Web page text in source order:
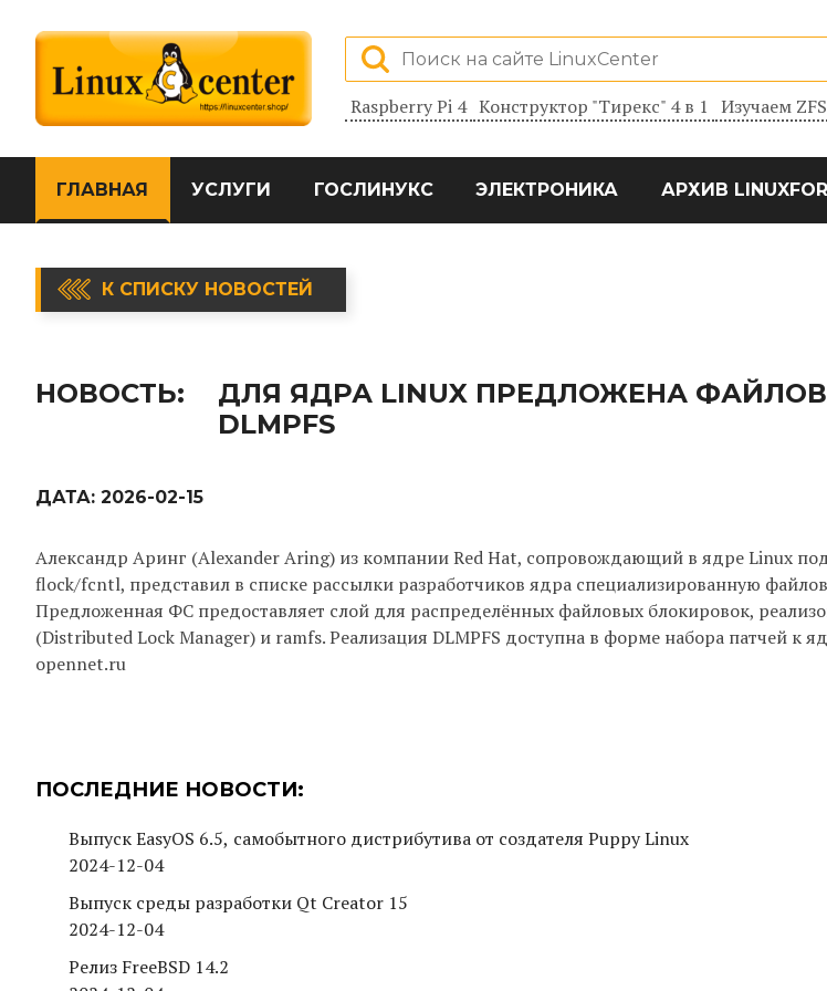
Raspberry Pi 4 Конструктор "Тирекс" 4 в 1 Изучаем ZFS
ГЛАВНАЯ УСЛУГИ ГОСЛИНУКС ЭЛЕКТРОНИКА АРХИВ
К СПИСКУ НОВОСТЕЙ
НОВОСТЬ:
ДЛЯ ЯДРА LINUX ПРЕДЛОЖЕНА
DLMPFS
ДАТА: 2026-02-15
Александр Аринг (Alexander Aring) из компании Red Hat, сопровождающий в ядре Linux
flock/fcntl, представил в списке рассылки разработчиков ядра специализированную
Предложенная ФС предоставляет слой для распределённых файловых блокировок,
(Distributed Lock Manager) и ramfs. Реализация DLMPFS доступна в форме набора патчей к
opennet.ru
ПОСЛЕДНИЕ НОВОСТИ:
Выпуск EasyOS 6.5, самобытного дистрибутива от создателя Puppy Linux
2024-12-04
Выпуск среды разработки Qt Creator 15
2024-12-04
Релиз FreeBSD 14.2